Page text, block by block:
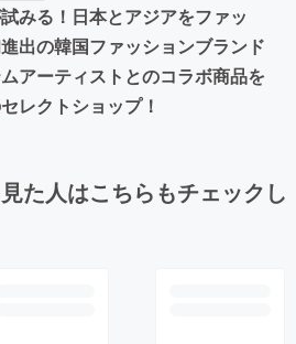
みる！日本とアジアをファッ
出の韓国ファッションブランド
アーティストとのコラボ商品を
レクトショップ！
た人はこちらもチェックし